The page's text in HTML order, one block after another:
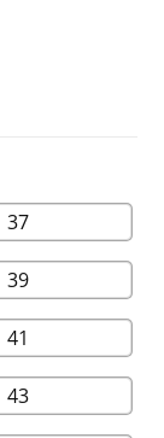
37
39
41
43